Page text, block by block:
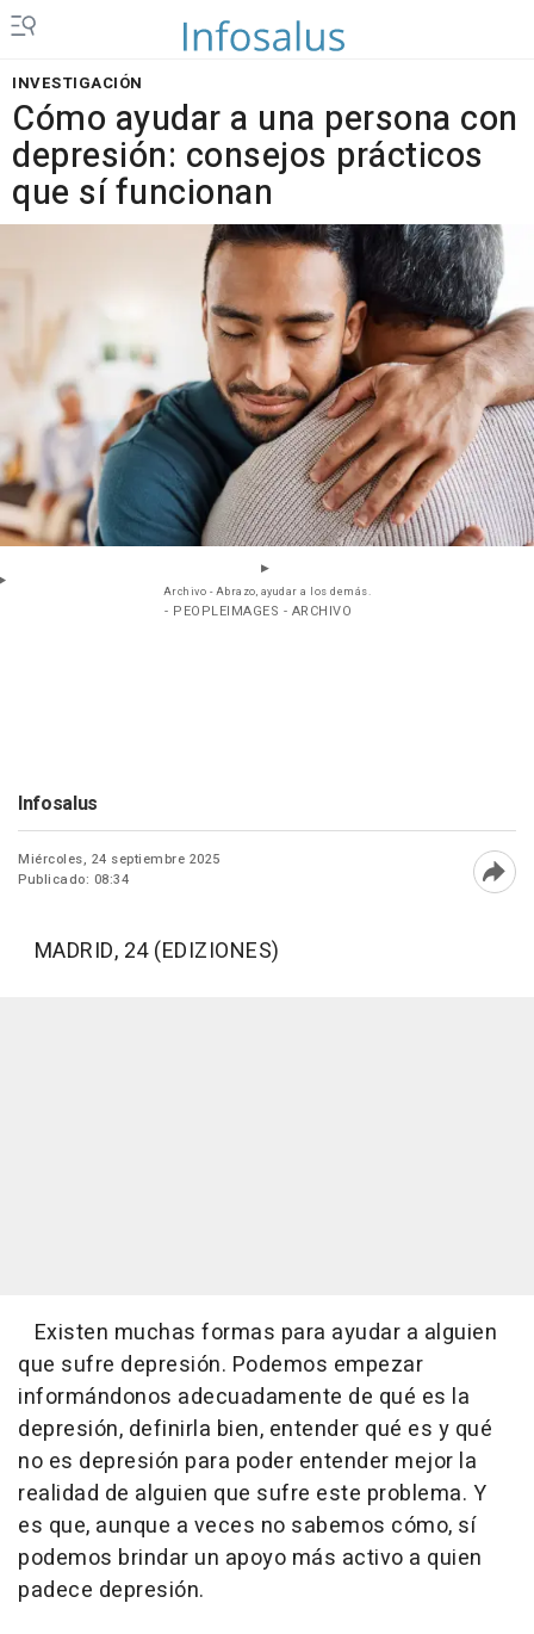
INVESTIGACIÓN
Cómo ayudar a una persona con
depresión: consejos prácticos
que sí funcionan
Archivo - Abrazo, ayudar a los demás.
- PEOPLEIMAGES - ARCHIVO
Infosalus
Miércoles, 24 septiembre 2025
Publicado: 08:34
MADRID, 24 (EDIZIONES)
Existen muchas formas para ayudar a alguien
que sufre depresión. Podemos empezar
informándonos adecuadamente de qué es la
depresión, definirla bien, entender qué es y qué
no es depresión para poder entender mejor la
realidad de alguien que sufre este problema. Y
es que, aunque a veces no sabemos cómo, sí
podemos brindar un apoyo más activo a quien
padece depresión.